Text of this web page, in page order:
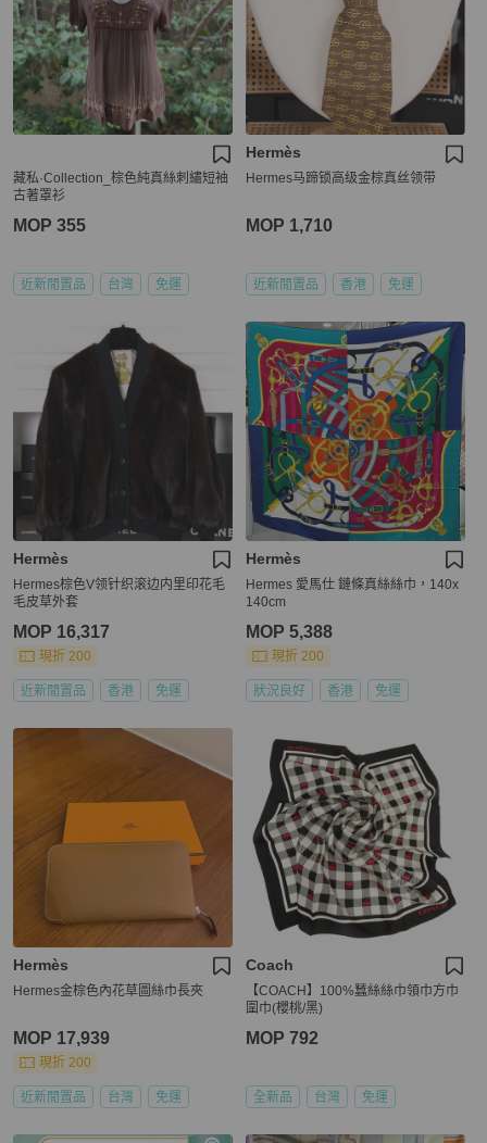
藏私·Collection_棕色純真絲刺繡短袖
古著罩衫
MOP 355
近新閒置品 台灣 免運
Hermès
Hermes马蹄锁高级金棕真丝领带
MOP 1,710
近新閒置品 香港 免運
Hermès
Hermes棕色V领针织滚边内里印花毛
毛皮草外套
MOP 16,317
現折 200
近新閒置品 香港 免運
Hermès
Hermes 愛馬仕 鏈條真絲絲巾，140x
140cm
MOP 5,388
現折 200
狀況良好 香港 免運
Hermès
Hermes金棕色內花草圖絲巾長夾
MOP 17,939
現折 200
近新閒置品 台灣 免運
Coach
【COACH】100%蠶絲絲巾領巾方巾
圍巾(櫻桃/黑)
MOP 792
全新品 台灣 免運